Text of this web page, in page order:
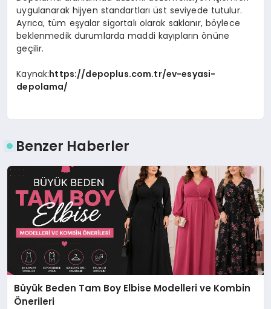
uygulanarak hijyen standartları üst seviyede tutulur.
Ayrıca, tüm eşyalar sigortalı olarak saklanır, böylece
beklenmedik durumlarda maddi kayıpların önüne
geçilir.
Kaynak:https://depoplus.com.tr/ev-esyasi-
depolama/
Benzer Haberler
Büyük Beden Tam Boy Elbise Modelleri ve Kombin
Önerileri